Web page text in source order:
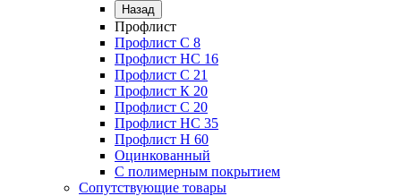
Назад
Профлист
Профлист С 8
Профлист НС 16
Профлист C 21
Профлист К 20
Профлист С 20
Профлист НС 35
Профлист Н 60
Оцинкованный
С полимерным покрытием
Сопутствующие товары